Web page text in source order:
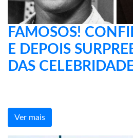
FAMOSOS!
E DEPOIS
DAS
Ver mais